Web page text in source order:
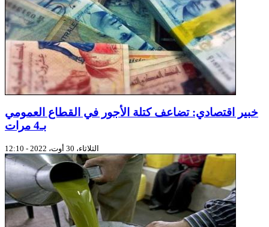
خبير اقتصادي: تضاعف كتلة الأجور في القطاع العمومي
بـ4 مرات
الثلاثاء، 30 أوت، 2022 - 12:10